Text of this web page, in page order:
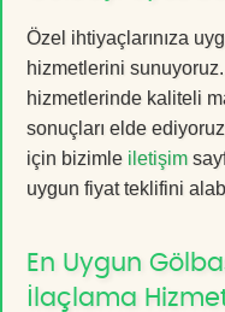
Özel ihtiyaçlarınıza
hizmetlerini
hizmetlerinde kaliteli
sonuçları elde
için bizimle iletişim
uygun fiyat teklifini
En Uygun
İlaçlama